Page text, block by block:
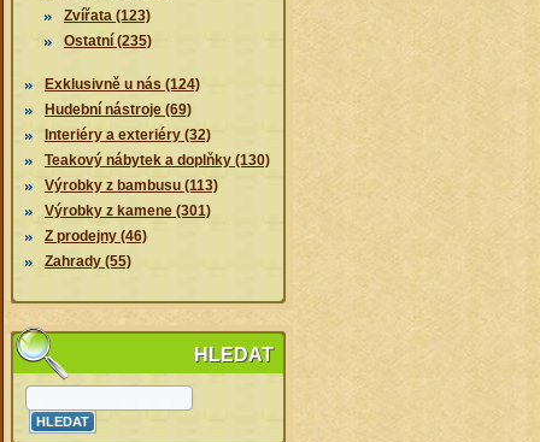
Zvířata (123)
Ostatní (235)
Exklusivně u nás (124)
Hudební nástroje (69)
Interiéry a exteriéry (32)
Teakový nábytek a doplňky (130)
Výrobky z bambusu (113)
Výrobky z kamene (301)
Z prodejny (46)
Zahrady (55)
HLEDAT